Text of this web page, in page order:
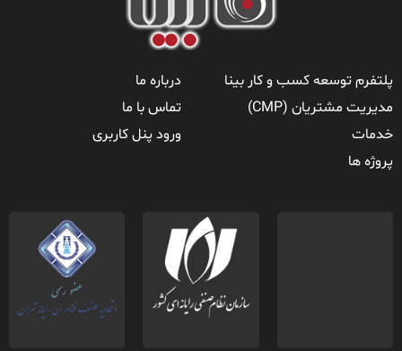
پلتفرم توسعه کسب و کار بینا
مدیریت مشتریان (CMP)
خدمات
پروژه ها
درباره ما
تماس با ما
ورود پنل کاربری